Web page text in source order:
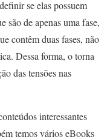
se elas possuem
são de apenas uma fase,
contêm duas fases, não
Dessa forma, o torna
das tensões nas
interessantes
temos vários eBooks